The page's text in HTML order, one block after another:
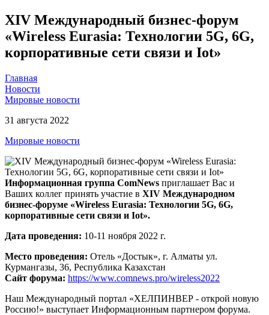
XIV Международный бизнес-форум
«Wireless Eurasia: Технологии 5G, 6G,
корпоративные сети связи и Iot»
Главная
Новости
Мировые новости
31 августа 2022
Мировые новости
Информационная группа ComNews приглашает Вас и
Ваших коллег принять участие в XIV Международном
бизнес-форуме «Wireless Eurasia: Технологии 5G, 6G,
корпоративные сети связи и Iot».
Дата проведения: 10-11 ноября 2022 г.
Место проведения: Отель «Достык», г. Алматы ул.
Курмангазы, 36, Республика Казахстан
Сайт форума: https://www.comnews.pro/wireless2022
Наш Международный портал «ХЕЛПИНВЕР - открой новую
Россию!» выступает Информационным партнером форума.